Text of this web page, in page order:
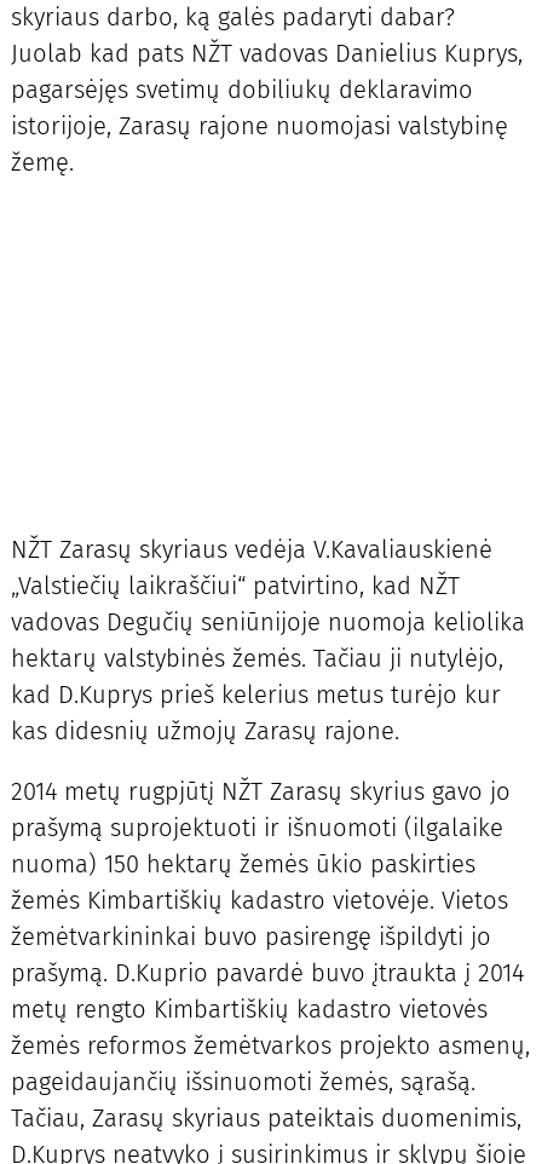
skyriaus darbo, ką galės padaryti dabar?
Juolab kad pats NŽT vadovas Danielius Kuprys,
pagarsėjęs svetimų dobiliukų deklaravimo
istorijoje, Zarasų rajone nuomojasi valstybinę
žemę.
NŽT Zarasų skyriaus vedėja V.Kavaliauskienė
„Valstiečių laikraščiui“ patvirtino, kad NŽT
vadovas Degučių seniūnijoje nuomoja keliolika
hektarų valstybinės žemės. Tačiau ji nutylėjo,
kad D.Kuprys prieš kelerius metus turėjo kur
kas didesnių užmojų Zarasų rajone.
2014 metų rugpjūtį NŽT Zarasų skyrius gavo jo
prašymą suprojektuoti ir išnuomoti (ilgalaike
nuoma) 150 hektarų žemės ūkio paskirties
žemės Kimbartiškių kadastro vietovėje. Vietos
žemėtvarkininkai buvo pasirengę išpildyti jo
prašymą. D.Kuprio pavardė buvo įtraukta į 2014
metų rengto Kimbartiškių kadastro vietovės
žemės reformos žemėtvarkos projekto asmenų,
pageidaujančių išsinuomoti žemės, sąrašą.
Tačiau, Zarasų skyriaus pateiktais duomenimis,
D.Kuprys neatvyko į susirinkimus ir sklypų šioje